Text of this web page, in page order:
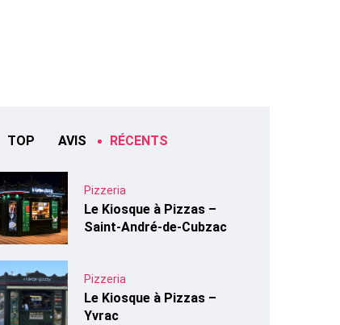
TOP AVIS RÉCENTS
Pizzeria
Le Kiosque à Pizzas –
Saint-André-de-Cubzac
Pizzeria
Le Kiosque à Pizzas –
Yvrac